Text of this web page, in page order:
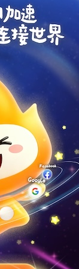
支持[0] 反对
支持
反对 [0]
支持[0] 反对[0]